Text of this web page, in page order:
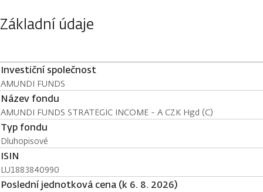
Základní údaje
Investiční společnost
AMUNDI FUNDS
Název fondu
AMUNDI FUNDS STRATEGIC INCOME - A CZK Hgd (C)
Typ fondu
Dluhopisové
ISIN
LU1883840990
Poslední jednotková cena (k 6. 8. 2026)